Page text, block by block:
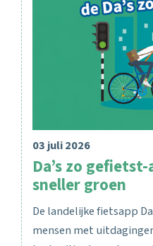
03 juli 2026
Da’s zo
sneller groen
De landelijke fietsapp
mensen met